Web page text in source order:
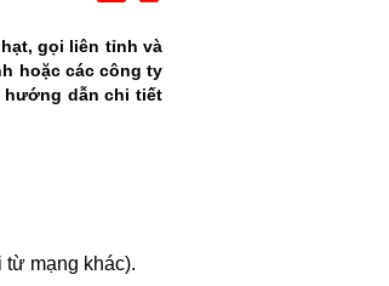
gọi liên tỉnh và
hoặc các công ty
hướng dẫn chi tiết
mạng khác).